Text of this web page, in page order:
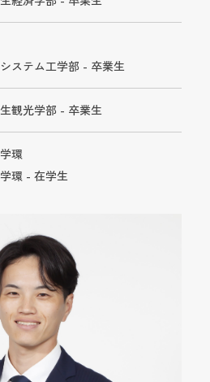
システム工学部 - 卒業生
観光学部 - 卒業生
環
環 - 在学生